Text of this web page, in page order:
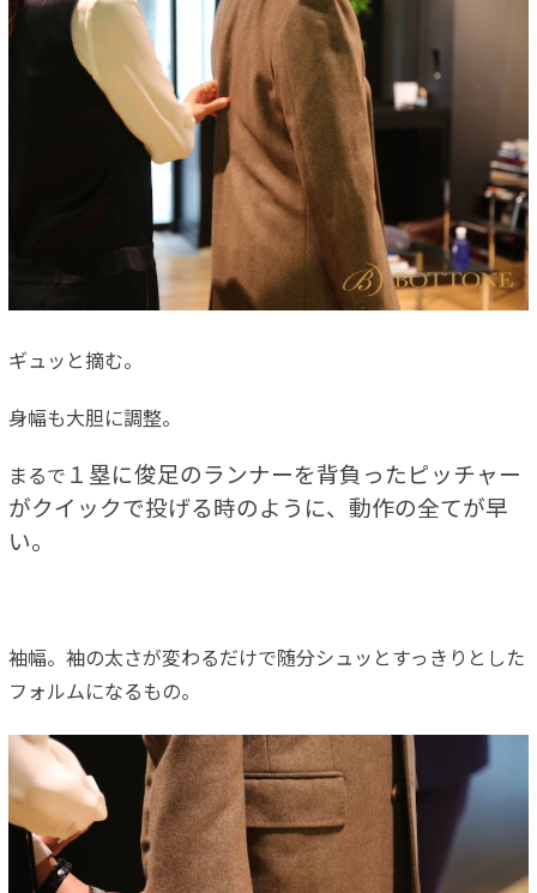
ギュッと摘む。
身幅も大胆に調整。
まるで １塁に俊足のランナーを背負ったピッチャー
がクイックで投げる時のように、動作の全てが早
い。
袖幅。袖の太さが変わるだけで随分シュッとすっきりとした
フォルムになるもの。